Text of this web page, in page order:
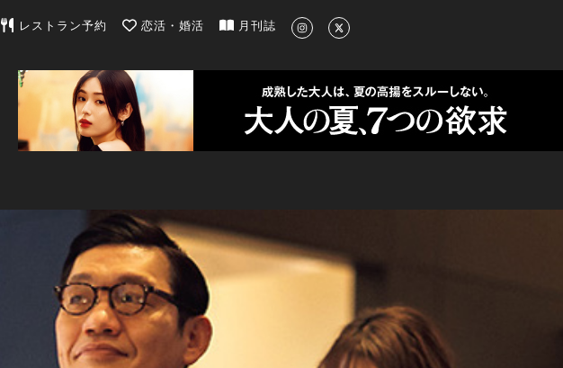
東京カレンダー | 最新のグルメ、洗練されたライフスタイル情報
レストラン予約 恋活・婚活 月刊誌